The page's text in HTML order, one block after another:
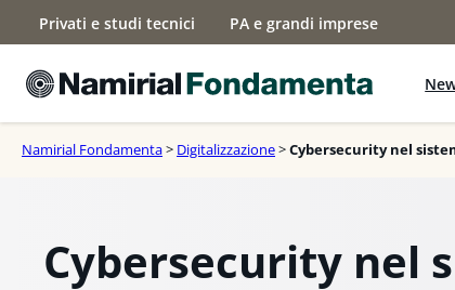
contenuto
Privati e studi tecnici PA e grandi imprese
Namirial Fondamenta> Digitalizzazione>Cybersecurity nel
Cybersecurity nel